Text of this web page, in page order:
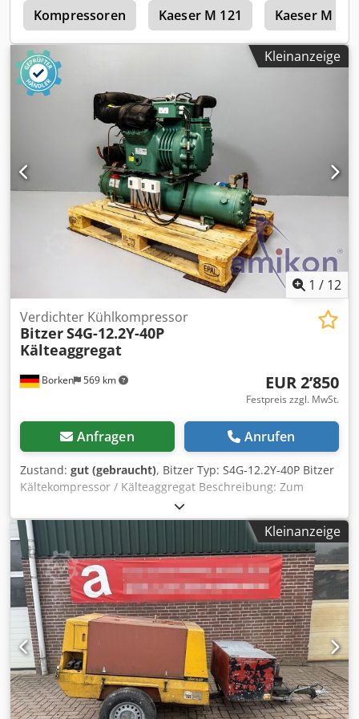
Kompressoren Kaeser M 121 Kaeser M 64
Kleinanzeige
1 / 12
Borken 569 km
Verdichter Kühlkompressor
BitzerS4G-12.2Y-40P
Kälteaggregat
EUR 2’850
Festpreis zzgl. MwSt.
Anfragen Anrufen
Zustand: gut (gebraucht), Bitzer Typ: S4G-12.2Y-40P Bitzer
Kältekompressor / Kälteaggregat Beschreibung: Zum
Verkauf steht ein BITZER Kältekompressor / Kälteaggregat
mit Druckbehälter und Steuerung. Chjdszizpvjpfx Ap Aea
Das Aggregat dient zur Erzeugung von Kälte bzw.
Verdichtung von Kältemittel in Kälte- und
Industrieanlagen. Typischer Einsatz in: Kühlanlagen /
Kälteanlagen Industrie-Kühlung / Prozesskühlung
Kühlhäuser / Gewerbekälte Maschinenkühlung Der
robuste Bitzer-Verdichter ist für den Dauerbetrieb
ausgelegt und bekannt für hohe Zuverlässigkeit. Am
Aggregat befinden sich Druckschalter, Ölüberwachung
sowie ein Druckbehälter / Wärmetauscher. Technische
Daten: Hersteller: BITZER Kühlmaschinenbau GmbH
Kompressor Typ: S4G-12.2Y-40P Druckbehälter Typ: K573H
Kleinanzeige